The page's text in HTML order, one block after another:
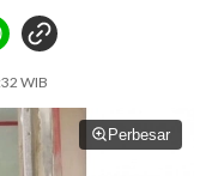
WIB
Perbesar